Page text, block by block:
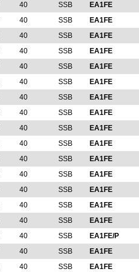
40 SSB EA1FE
40 SSB EA1FE
40 SSB EA1FE
40 SSB EA1FE
40 SSB EA1FE
40 SSB EA1FE
40 SSB EA1FE
40 SSB EA1FE
40 SSB EA1FE
40 SSB EA1FE
40 SSB EA1FE
40 SSB EA1FE
40 SSB EA1FE
40 SSB EA1FE
40 SSB EA1FE
40 SSB EA1FE/P
40 SSB EA1FE
40 SSB EA1FE